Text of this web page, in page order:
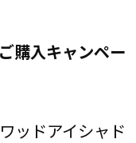
購入キャンペー
ッドアイシャド